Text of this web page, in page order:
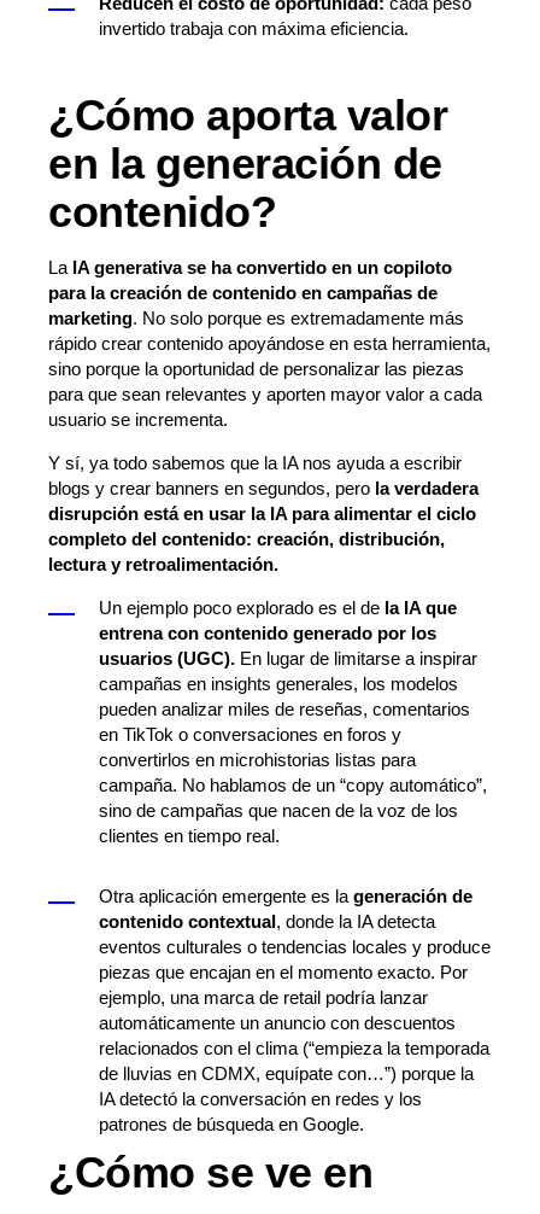
invertido trabaja con máxima eficiencia.
¿Cómo aporta valor
en la generación de
contenido?
La IA generativa se ha convertido en un copiloto
para la creación de contenido en campañas de
marketing. No solo porque es extremadamente más
rápido crear contenido apoyándose en esta herramienta,
sino porque la oportunidad de personalizar las piezas
para que sean relevantes y aporten mayor valor a cada
usuario se incrementa.
Y sí, ya todo sabemos que la IA nos ayuda a escribir
blogs y crear banners en segundos, pero la verdadera
disrupción está en usar la IA para alimentar el ciclo
completo del contenido: creación, distribución,
lectura y retroalimentación.
Un ejemplo poco explorado es el de la IA que
entrena con contenido generado por los
usuarios (UGC). En lugar de limitarse a inspirar
campañas en insights generales, los modelos
pueden analizar miles de reseñas, comentarios
en TikTok o conversaciones en foros y
convertirlos en microhistorias listas para
campaña. No hablamos de un “copy automático”,
sino de campañas que nacen de la voz de los
clientes en tiempo real.
Otra aplicación emergente es la generación de
contenido contextual, donde la IA detecta
eventos culturales o tendencias locales y produce
piezas que encajan en el momento exacto. Por
ejemplo, una marca de retail podría lanzar
automáticamente un anuncio con descuentos
relacionados con el clima (“empieza la temporada
de lluvias en CDMX, equípate con…”) porque la
IA detectó la conversación en redes y los
patrones de búsqueda en Google.
¿Cómo se ve en